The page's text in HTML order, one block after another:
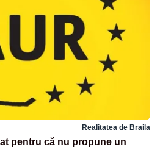
Realitatea de Braila
pentru că nu propune un